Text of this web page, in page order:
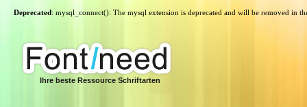
Deprecated: mysql_connect(): The mysql extension is deprecated and will be removed in
Ihre beste Ressource Schriftarten